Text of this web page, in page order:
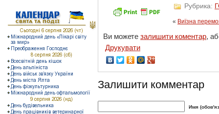
Рубрика:
« Виїзна
Ви можете залишити коментар,
Друкувати
Залишити комментар
Имя